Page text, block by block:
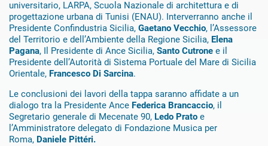
universitario, LARPA, Scuola Nazionale di architettura e di
progettazione urbana di Tunisi (ENAU). Interverranno anche il
Presidente Confindustria Sicilia, Gaetano Vecchio, l’Assessore
del Territorio e dell’Ambiente della Regione Sicilia, Elena
Pagana, Il Presidente di Ance Sicilia, Santo Cutrone e il
Presidente dell’Autorità di Sistema Portuale del Mare di Sicilia
Orientale, Francesco Di Sarcina.
Le conclusioni dei lavori della tappa saranno affidate a un
dialogo tra la Presidente Ance Federica Brancaccio, il
Segretario generale di Mecenate 90, Ledo Prato e
l’Amministratore delegato di Fondazione Musica per
Roma, Daniele Pittéri.